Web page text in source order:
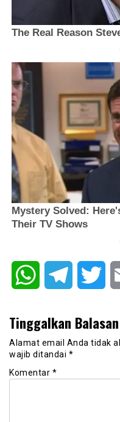
WhatsAppTelegram
Tinggalkan Balasan
Alamat email Anda tidak
wajib ditandai *
Komentar *